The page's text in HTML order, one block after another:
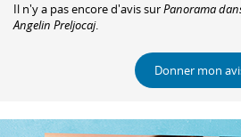
Il n'y a pas encore d'avis surPanorama
Angelin Preljocaj.
Donner mon